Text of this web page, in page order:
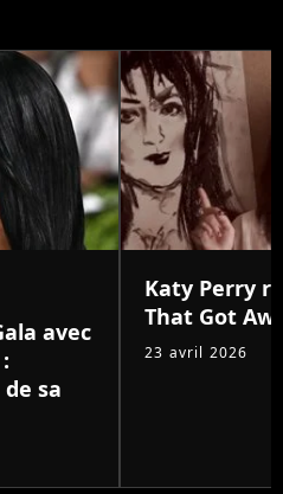
avec
sa
Katy Perry
That Got
23 avril 2026